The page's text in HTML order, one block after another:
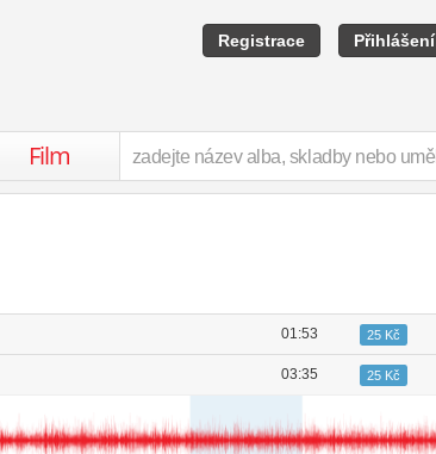
Registrace Přihlášení
Film
01:53 25 Kč
03:35 25 Kč